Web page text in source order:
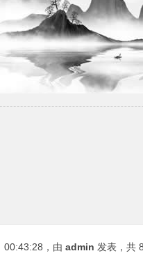
00:43:28 ，由 admin 发表，共